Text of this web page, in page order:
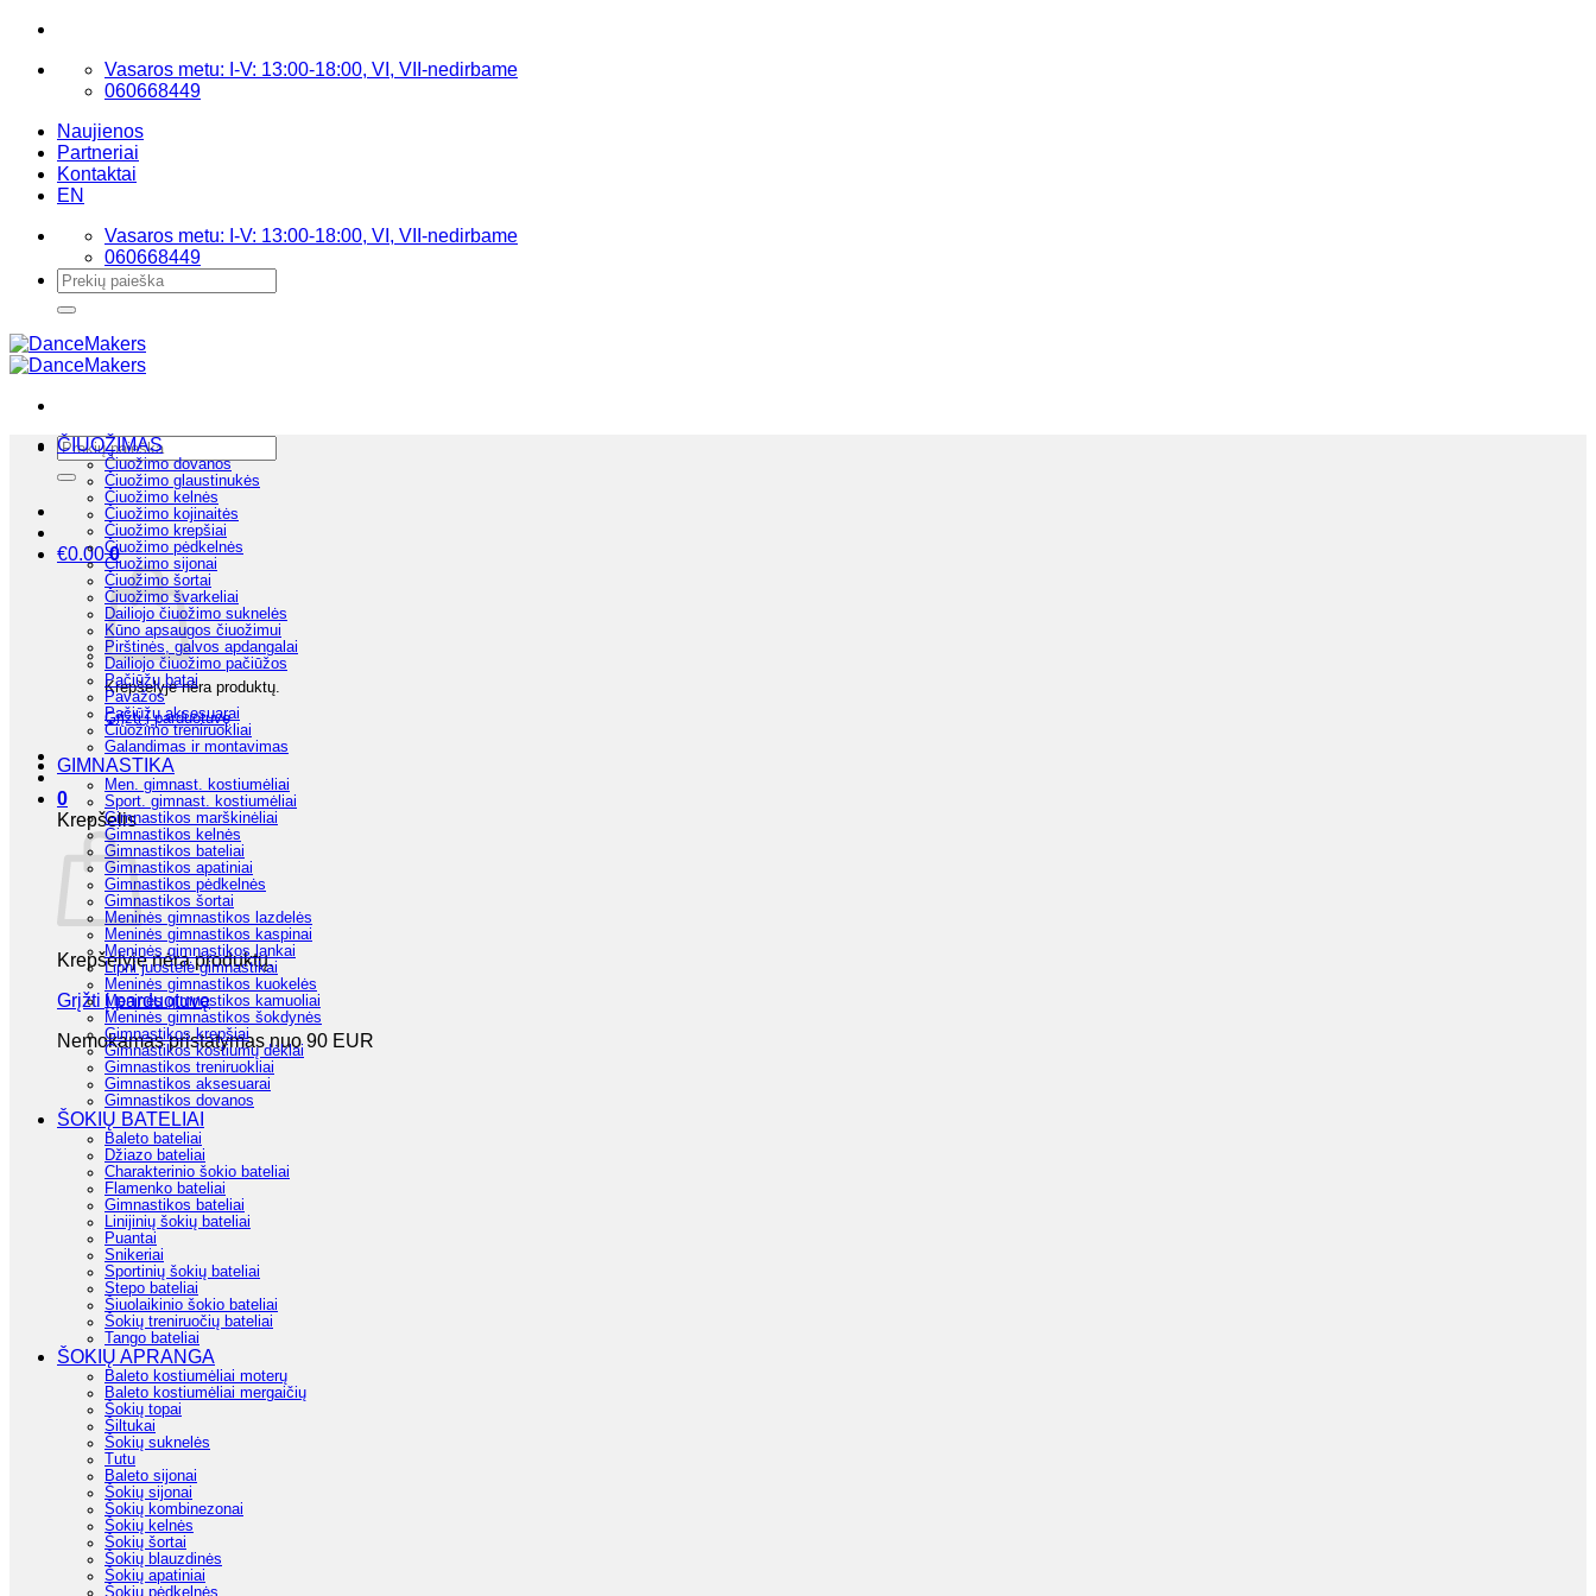
Skip
content
Vasaros metu: I-V: 13:00-18:00, VI, VII-nedirbame
060668449
Naujienos
Partneriai
Kontaktai
EN
Vasaros metu: I-V: 13:00-18:00, VI, VII-nedirbame
060668449
Ieškoti:
Ieškoti:
€0.00 0
Krepšelyje nėra produktų.
Grįžti į parduotuvę
0
Krepšelis
Krepšelyje nėra produktų.
Grįžti į parduotuvę
Nemokamas pristatymas nuo 90 EUR
ČIUOŽIMAS
Čiuožimo dovanos
Čiuožimo glaustinukės
Čiuožimo kelnės
Čiuožimo kojinaitės
Čiuožimo krepšiai
Čiuožimo pėdkelnės
Čiuožimo sijonai
Čiuožimo šortai
Čiuožimo švarkeliai
Dailiojo čiuožimo suknelės
Kūno apsaugos čiuožimui
Pirštinės, galvos apdangalai
Dailiojo čiuožimo pačiūžos
Pačiūžų batai
Pavažos
Pačiūžų aksesuarai
Čiuožimo treniruokliai
Galandimas ir montavimas
GIMNASTIKA
Men. gimnast. kostiumėliai
Sport. gimnast. kostiumėliai
Gimnastikos marškinėliai
Gimnastikos kelnės
Gimnastikos bateliai
Gimnastikos apatiniai
Gimnastikos pėdkelnės
Gimnastikos šortai
Meninės gimnastikos lazdelės
Meninės gimnastikos kaspinai
Meninės gimnastikos lankai
Lipni juostelė gimnastikai
Meninės gimnastikos kuokelės
Meninės gimnastikos kamuoliai
Meninės gimnastikos šokdynės
Gimnastikos krepšiai
Gimnastikos kostiumų dėklai
Gimnastikos treniruokliai
Gimnastikos aksesuarai
Gimnastikos dovanos
ŠOKIŲ BATELIAI
Baleto bateliai
Džiazo bateliai
Charakterinio šokio bateliai
Flamenko bateliai
Gimnastikos bateliai
Linijinių šokių bateliai
Puantai
Snikeriai
Sportinių šokių bateliai
Stepo bateliai
Šiuolaikinio šokio bateliai
Šokių treniruočių bateliai
Tango bateliai
ŠOKIŲ APRANGA
Baleto kostiumėliai moterų
Baleto kostiumėliai mergaičių
Šokių topai
Šiltukai
Šokių suknelės
Tutu
Baleto sijonai
Šokių sijonai
Šokių kombinezonai
Šokių kelnės
Šokių šortai
Šokių blauzdinės
Šokių apatiniai
Šokių pėdkelnės